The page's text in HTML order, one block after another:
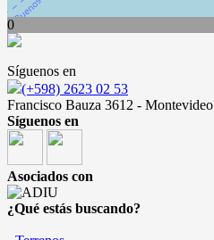
0
Síguenos en
(+598) 2623 02 53
Francisco Bauza 3612 - Montevideo
Síguenos en
Asociados con
¿Qué estás buscando?